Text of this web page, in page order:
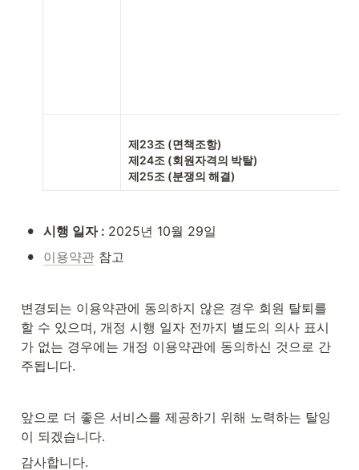
제23조 (면책조항)
제24조 (회원자격의 박탈)
제25조 (분쟁의 해결)
• 시행 일자 : 2025년 10월 29일
• 이용약관 참고
변경되는 이용약관에 동의하지 않은 경우 회원 탈퇴를
할 수 있으며, 개정 시행 일자 전까지 별도의 의사 표시
가 없는 경우에는 개정 이용약관에 동의하신 것으로 간
주됩니다.
앞으로 더 좋은 서비스를 제공하기 위해 노력하는 탈잉
이 되겠습니다.
감사합니다.